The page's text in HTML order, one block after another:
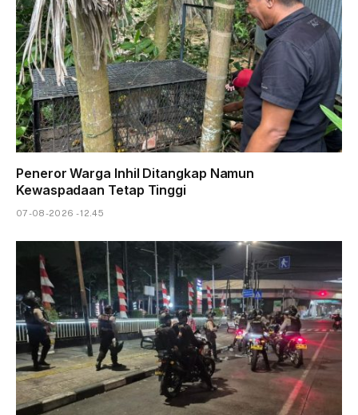
Peneror Warga Inhil Ditangkap Namun
Kewaspadaan Tetap Tinggi
07-08-2026 - 12.45